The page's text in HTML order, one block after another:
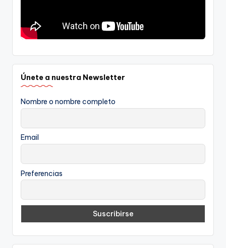
Únete a nuestra Newsletter
Nombre o nombre completo
Email
Preferencias